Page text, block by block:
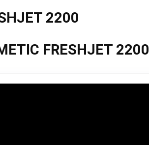
2200
FRESHJET 2200